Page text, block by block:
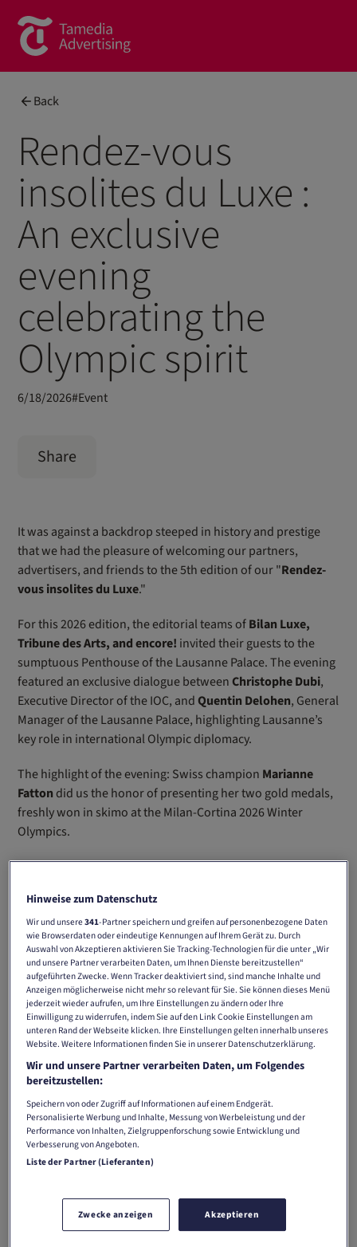
Brands
Spotlight
News
Contact
About us
Contact form
Team
Back
Rendez-vous
insolites du Luxe :
An exclusive
evening
celebrating the
Olympic spirit
6/18/2026#Event
Share
It was against a backdrop steeped in history and prestige
that we had the pleasure of welcoming our partners,
advertisers, and friends to the 5th edition of our "Rendez-
vous insolites du Luxe."
For this 2026 edition, the editorial teams ofBilan Luxe,
Tribune des Arts, and encore! invited their guests to the
sumptuous Penthouse of the Lausanne Palace. The evening
featured an exclusive dialogue betweenChristophe Dubi,
Executive Director of the IOC, andQuentin Delohen, General
Manager of the Lausanne Palace, highlighting Lausanne’s
key role in international Olympic diplomacy.
The highlight of the evening: Swiss champion Marianne
Fatton did us the honor of presenting her two gold medals,
freshly won in skimo at the Milan-Cortina 2026 Winter
Olympics.
A truly emotional moment for all our guests!
Hinweise zum Datenschutz
Wir und unsere341-Partner speichern und greifen auf personenbezogene Daten
wie Browserdaten oder eindeutige Kennungen auf Ihrem Gerät zu. Durch
Auswahl von Akzeptieren aktivieren Sie Tracking-Technologien für die unter „Wir
und unsere Partner verarbeiten Daten, um Ihnen Dienste bereitzustellen“
aufgeführten Zwecke. Wenn Tracker deaktiviert sind, sind manche Inhalte und
Anzeigen möglicherweise nicht mehr so relevant für Sie. Sie können dieses Menü
jederzeit wieder aufrufen, um Ihre Einstellungen zu ändern oder Ihre
Einwilligung zu widerrufen, indem Sie auf den Link Cookie Einstellungen am
unteren Rand der Webseite klicken. Ihre Einstellungen gelten innerhalb unseres
Website. Weitere Informationen finden Sie in unserer Datenschutzerklärung.
Wir und unsere Partner verarbeiten Daten, um Folgendes
bereitzustellen:
Speichern von oder Zugriff auf Informationen auf einem Endgerät.
Personalisierte Werbung und Inhalte, Messung von Werbeleistung und der
Performance von Inhalten, Zielgruppenforschung sowie Entwicklung und
Verbesserung von Angeboten.
Liste der Partner (Lieferanten)
Zwecke anzeigen Akzeptieren